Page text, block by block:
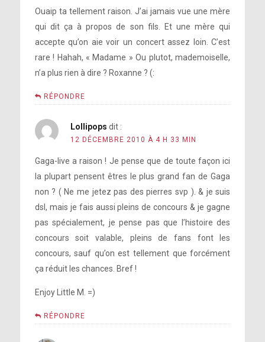
Ouaip ta tellement raison. J’ai jamais vue une mère
qui dit ça à propos de son fils. Et une mère qui
accepte qu’on aie voir un concert assez loin. C’est
rare ! Hahah, « Madame » Ou plutot, mademoiselle,
n’a plus rien à dire ? Roxanne ? (:
RÉPONDRE
Lollipops dit :
12 DÉCEMBRE 2010 À 4 H 33 MIN
Gaga-live a raison ! Je pense que de toute façon ici
la plupart pensent êtres le plus grand fan de Gaga
non ? ( Ne me jetez pas des pierres svp ). & je suis
dsl, mais je fais aussi pleins de concours & je gagne
pas spécialement, je pense pas que l’histoire des
concours soit valable, pleins de fans font les
concours, sauf qu’on est tellement que forcément
ça réduit les chances. Bref !
Enjoy Little M. =)
RÉPONDRE